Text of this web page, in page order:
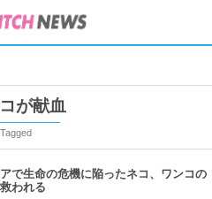
が献血
Tagged
で生命の危機に陥ったネコ、ワンコの
われる